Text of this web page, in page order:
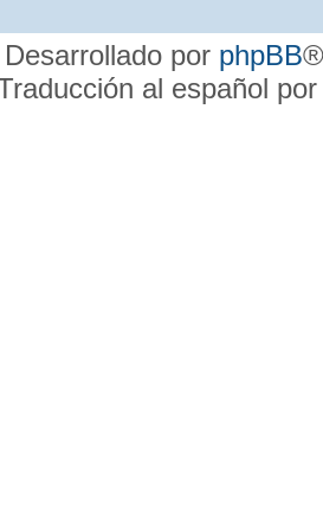
Desarrollado por phpBB
al español